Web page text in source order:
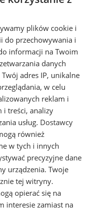
w Żorach
plików cookie i
do przechowywania i
informacji na Twoim
danych
adres IP, unikalne
w celu
reklam i
i treści, analizy
usług. Dostawcy
również
w tych i innych
precyzyjne dane
urządzenia. Twoje
tej witryny.
opierać się na
interesie zamiast na